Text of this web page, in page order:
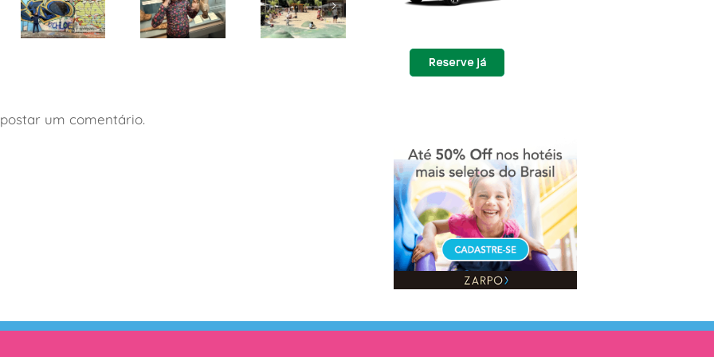
Férias de
Câmeras
fotográficas
Orla
um comentário.